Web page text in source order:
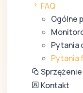
FAQ
Ogólne
Pytania
Pytania
Kontakt